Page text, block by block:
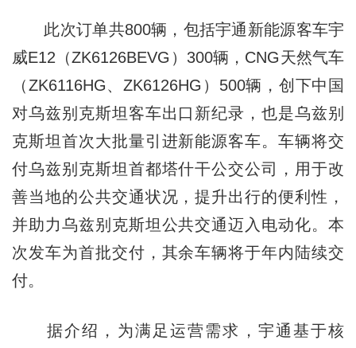
此次订单共800辆，包括宇通新能源客车宇
威E12（ZK6126BEVG）300辆，CNG天然气车
（ZK6116HG、ZK6126HG）500辆，创下中国
对乌兹别克斯坦客车出口新纪录，也是乌兹别
克斯坦首次大批量引进新能源客车。车辆将交
付乌兹别克斯坦首都塔什干公交公司，用于改
善当地的公共交通状况，提升出行的便利性，
并助力乌兹别克斯坦公共交通迈入电动化。本
次发车为首批交付，其余车辆将于年内陆续交
付。
据介绍，为满足运营需求，宇通基于核